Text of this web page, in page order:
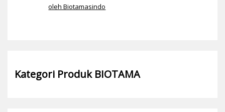
oleh Biotamasindo
Kategori Produk BIOTAMA